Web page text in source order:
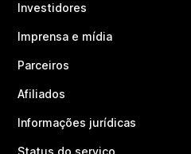
Investidores
Imprensa e mídia
Parceiros
Afiliados
Informações jurídicas